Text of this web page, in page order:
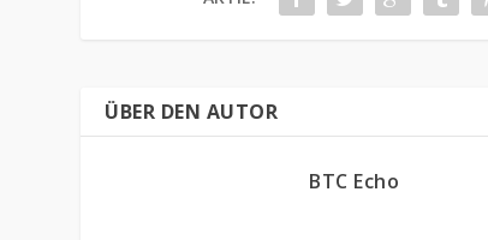
ÜBER DEN AUTOR
BTC Echo